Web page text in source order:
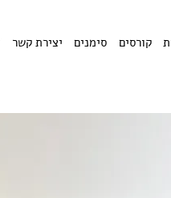
קורסים סימנים יצירת קשר